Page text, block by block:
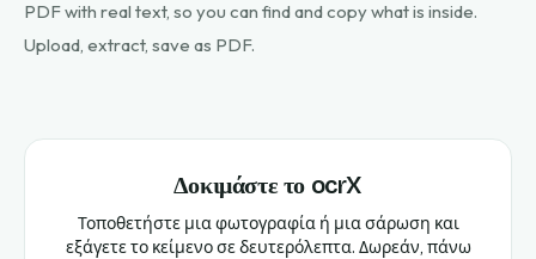
PDF with real text, so you can find and copy what is inside.
Upload, extract, save as PDF.
Δοκιμάστε το ocrX
Τοποθετήστε μια φωτογραφία ή μια σάρωση και
εξάγετε το κείμενο σε δευτερόλεπτα. Δωρεάν, πάνω